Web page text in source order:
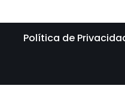
Política de